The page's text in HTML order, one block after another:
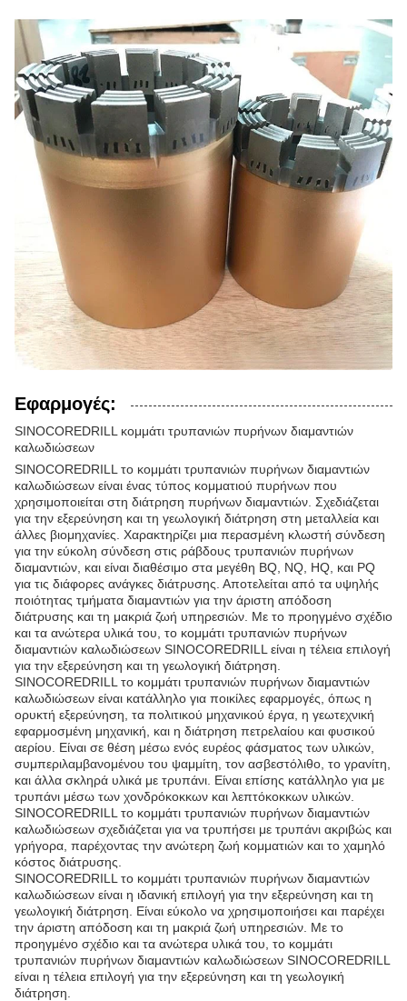
Εφαρμογές:
SINOCOREDRILL κομμάτι τρυπανιών πυρήνων διαμαντιών
καλωδιώσεων
SINOCOREDRILL το κομμάτι τρυπανιών πυρήνων διαμαντιών
καλωδιώσεων είναι ένας τύπος κομματιού πυρήνων που
χρησιμοποιείται στη διάτρηση πυρήνων διαμαντιών. Σχεδιάζεται
για την εξερεύνηση και τη γεωλογική διάτρηση στη μεταλλεία και
άλλες βιομηχανίες. Χαρακτηρίζει μια περασμένη κλωστή σύνδεση
για την εύκολη σύνδεση στις ράβδους τρυπανιών πυρήνων
διαμαντιών, και είναι διαθέσιμο στα μεγέθη BQ, NQ, HQ, και PQ
για τις διάφορες ανάγκες διάτρυσης. Αποτελείται από τα υψηλής
ποιότητας τμήματα διαμαντιών για την άριστη απόδοση
διάτρυσης και τη μακριά ζωή υπηρεσιών. Με το προηγμένο σχέδιο
και τα ανώτερα υλικά του, το κομμάτι τρυπανιών πυρήνων
διαμαντιών καλωδιώσεων SINOCOREDRILL είναι η τέλεια επιλογή
για την εξερεύνηση και τη γεωλογική διάτρηση.
SINOCOREDRILL το κομμάτι τρυπανιών πυρήνων διαμαντιών
καλωδιώσεων είναι κατάλληλο για ποικίλες εφαρμογές, όπως η
ορυκτή εξερεύνηση, τα πολιτικού μηχανικού έργα, η γεωτεχνική
εφαρμοσμένη μηχανική, και η διάτρηση πετρελαίου και φυσικού
αερίου. Είναι σε θέση μέσω ενός ευρέος φάσματος των υλικών,
συμπεριλαμβανομένου του ψαμμίτη, τον ασβεστόλιθο, το γρανίτη,
και άλλα σκληρά υλικά με τρυπάνι. Είναι επίσης κατάλληλο για με
τρυπάνι μέσω των χονδρόκοκκων και λεπτόκοκκων υλικών.
SINOCOREDRILL το κομμάτι τρυπανιών πυρήνων διαμαντιών
καλωδιώσεων σχεδιάζεται για να τρυπήσει με τρυπάνι ακριβώς και
γρήγορα, παρέχοντας την ανώτερη ζωή κομματιών και το χαμηλό
κόστος διάτρυσης.
SINOCOREDRILL το κομμάτι τρυπανιών πυρήνων διαμαντιών
καλωδιώσεων είναι η ιδανική επιλογή για την εξερεύνηση και τη
γεωλογική διάτρηση. Είναι εύκολο να χρησιμοποιήσει και παρέχει
την άριστη απόδοση και τη μακριά ζωή υπηρεσιών. Με το
προηγμένο σχέδιο και τα ανώτερα υλικά του, το κομμάτι
τρυπανιών πυρήνων διαμαντιών καλωδιώσεων SINOCOREDRILL
είναι η τέλεια επιλογή για την εξερεύνηση και τη γεωλογική
διάτρηση.